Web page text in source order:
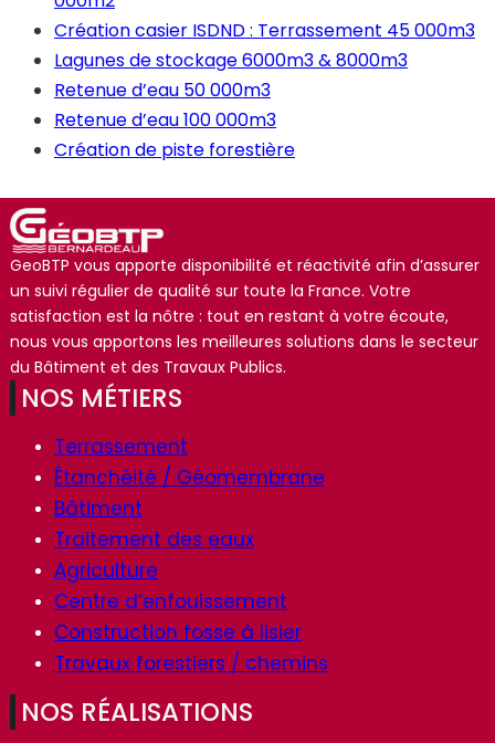
Création casier ISDND : Terrassement 45 000m3
Lagunes de stockage 6000m3 & 8000m3
Retenue d’eau 50 000m3
Retenue d’eau 100 000m3
Création de piste forestière
GeoBTP vous apporte disponibilité et réactivité afin d’assurer
un suivi régulier de qualité sur toute la France. Votre
satisfaction est la nôtre : tout en restant à votre écoute,
nous vous apportons les meilleures solutions dans le secteur
du Bâtiment et des Travaux Publics.
NOS MÉTIERS
Terrassement
Étanchéité / Géomembrane
Bâtiment
Traitement des eaux
Agriculture
Centre d’enfouissement
Construction fosse à lisier
Travaux forestiers / chemins
NOS RÉALISATIONS